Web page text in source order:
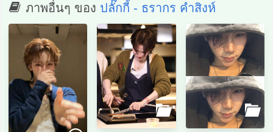
ภาพอื่นๆ ของ ปลั๊กกี้ - ธรากร คำสิงห์